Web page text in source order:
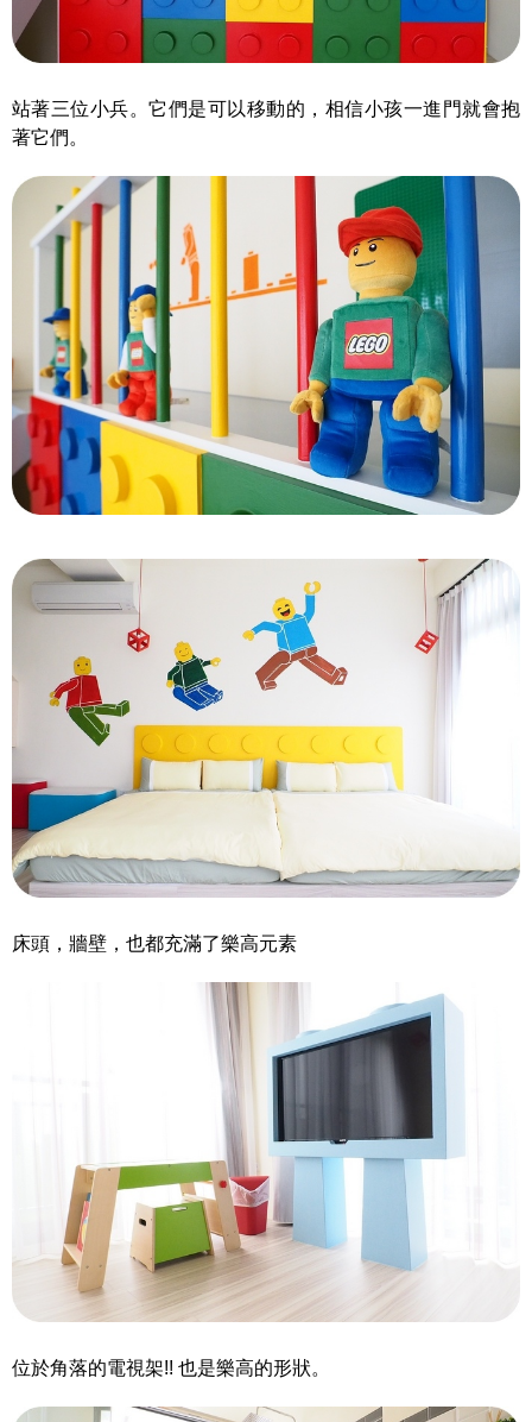
站著三位小兵。它們是可以移動的，相信小孩一進門就會抱
著它們。
床頭，牆壁，也都充滿了樂高元素
位於角落的電視架!! 也是樂高的形狀。